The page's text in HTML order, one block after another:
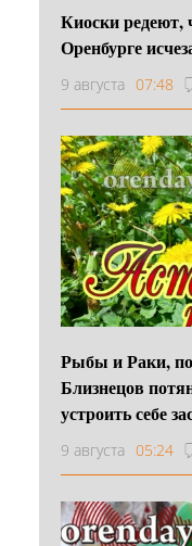
Киоски редеют,
Оренбурге
9 августа 07:48
Рыбы и Раки,
Близнецов
устроить себе
9 августа 05:24